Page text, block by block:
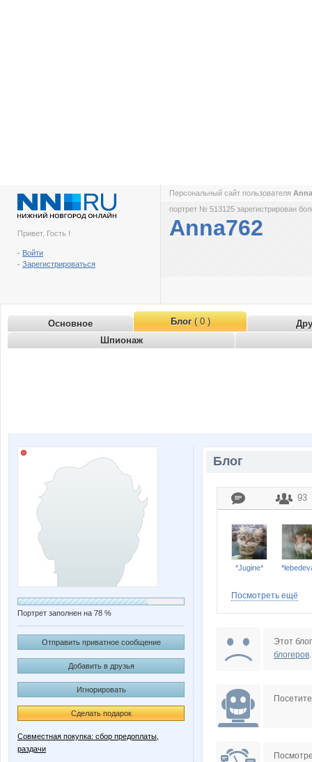
Привет, Гость !
- Войти
- Зарегистрироваться
Персональный сайт пользователя
портрет № 513125 зарегистрирован
Anna762
Основное Блог( 0 )
Шпионаж
Портрет заполнен на 78 %
Отправить приватное сообщение
Добавить в друзья
Игнорировать
Сделать подарок
Совместная покупка: сбор предоплаты,
раздачи
Блог
93
*Jugine*
Iriska89
MODNO
Посмотреть ещё
Этот
блогеров.